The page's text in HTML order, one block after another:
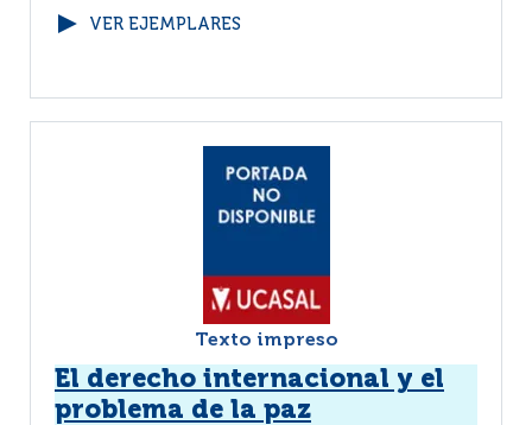
VER EJEMPLARES
Texto impreso
El derecho internacional y el
problema de la paz